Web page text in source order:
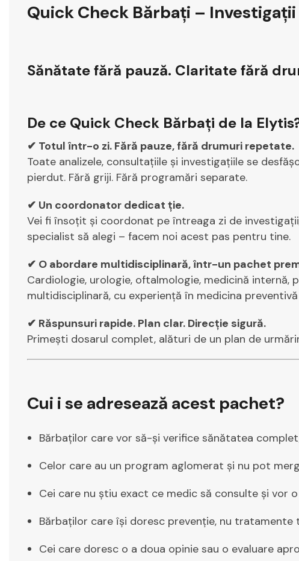
Quick Check Bărbați –
Sănătate fără pauză. Claritate fără
De ce Quick Check Bărbați de la
✔ Totul într-o zi. Fără pauze, fără drumuri repetate.
Toate analizele, consultațiile și investigațiile se
pierdut. Fără griji. Fără programări separate.
✔ Un coordonator dedicat ție.
Vei fi însoțit și coordonat pe întreaga zi de
specialist să alegi – facem noi acest pas pentru tine.
✔ O abordare multidisciplinară, într-un pachet
Cardiologie, urologie, oftalmologie, medicină
multidisciplinară, cu experiență în medicina
✔ Răspunsuri rapide. Plan clar. Direcție sigură.
Primești dosarul complet, alături de un plan de
Cui i se adresează acest pachet?
Bărbaților care vor să-și verifice sănătatea
Celor care au un program aglomerat și nu pot
Cei care nu știu exact ce medic să consulte și vor
Bărbaților care își doresc prevenție, nu tratamente
Cei care doresc o a doua opinie sau o evaluare